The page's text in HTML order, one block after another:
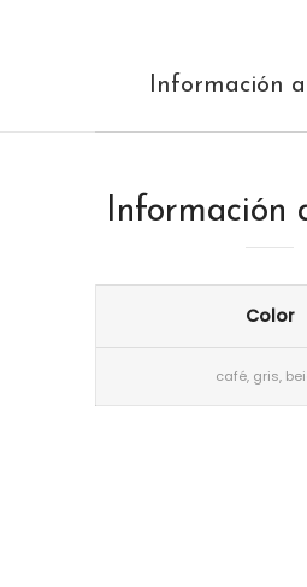
Información
Información
Color
café, gris,